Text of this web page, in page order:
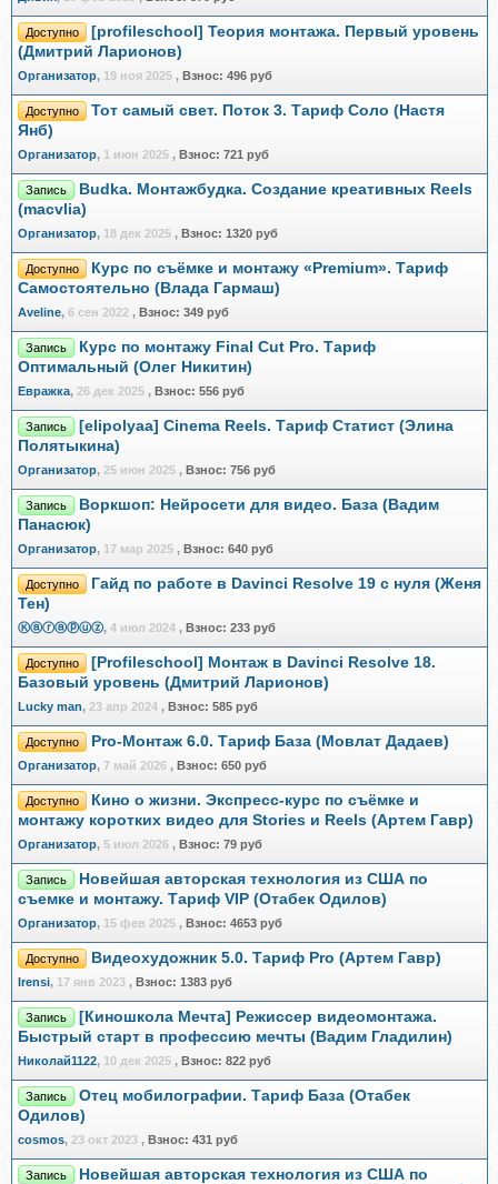
Доступно
[profileschool] Теория монтажа. Первый уровень
(Дмитрий Ларионов)
Организатор, 19 ноя 2025 , Взнос: 496 руб
Доступно
Тот самый свет. Поток 3. Тариф Соло (Настя
Янб)
Организатор, 1 июн 2025 , Взнос: 721 руб
Запись
Budka. Монтажбудка. Создание креативных Reels
(macvlia)
Организатор, 18 дек 2025 , Взнос: 1320 руб
Доступно
Курс по съёмке и монтажу «Premium». Тариф
Самостоятельно (Влада Гармаш)
Aveline, 6 сен 2022 , Взнос: 349 руб
Запись
Курс по монтажу Final Cut Pro. Тариф
Оптимальный (Олег Никитин)
Евражкa, 26 дек 2025 , Взнос: 556 руб
Запись
[elipolyaa] Cinema Reels. Тариф Статист (Элина
Полятыкина)
Организатор, 25 июн 2025 , Взнос: 756 руб
Запись
Воркшоп: Нейросети для видео. База (Вадим
Панасюк)
Организатор, 17 мар 2025 , Взнос: 640 руб
Доступно
Гайд по работе в Davinci Resolve 19 с нуля (Женя
Тен)
Ⓚⓐⓡⓐⓟⓤⓩ, 4 июл 2024 , Взнос: 233 руб
Доступно
[Profileschool] Монтаж в Davinci Resolve 18.
Базовый уровень (Дмитрий Ларионов)
Lucky man, 23 апр 2024 , Взнос: 585 руб
Доступно Pro-Монтаж 6.0. Тариф База (Мовлат Дадаев)
Организатор, 7 май 2026 , Взнос: 650 руб
Доступно
Кино о жизни. Экспресс-курс по съёмке и
монтажу коротких видео для Stories и Reels (Артем Гавр)
Организатор, 5 июл 2026 , Взнос: 79 руб
Запись
Новейшая авторская технология из США по
съемке и монтажу. Тариф VIP (Отабек Одилов)
Организатор, 15 фев 2025 , Взнос: 4653 руб
Доступно Видеохудожник 5.0. Тариф Pro (Артем Гавр)
Irensi, 17 янв 2023 , Взнос: 1383 руб
Запись
[Киношкола Мечта] Режиссер видеомонтажа.
Быстрый старт в профессию мечты (Вадим Гладилин)
Николай1122, 10 дек 2025 , Взнос: 822 руб
Запись
Отец мобилографии. Тариф База (Отабек
Одилов)
cosmos, 23 окт 2023 , Взнос: 431 руб
Запись
Новейшая авторская технология из США по